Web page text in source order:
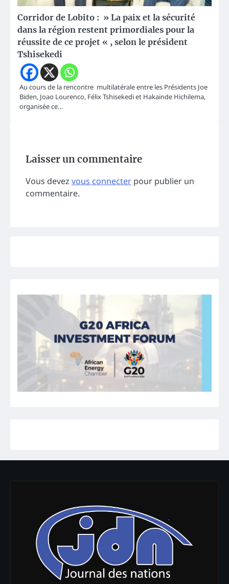
Corridor de Lobito : » La paix et la sécurité
dans la région restent primordiales pour la
réussite de ce projet « , selon le président
Tshisekedi
Au cours de la rencontre multilatérale entre les Présidents Joe
Biden, Joao Lourenco, Félix Tshisekedi et Hakainde Hichilema,
organisée ce…
Laisser un commentaire
Vous devez vous connecter pour publier un
commentaire.